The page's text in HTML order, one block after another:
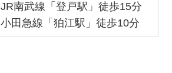
JR南武線「登戸駅」徒歩15分
小田急線「狛江駅」徒歩10分